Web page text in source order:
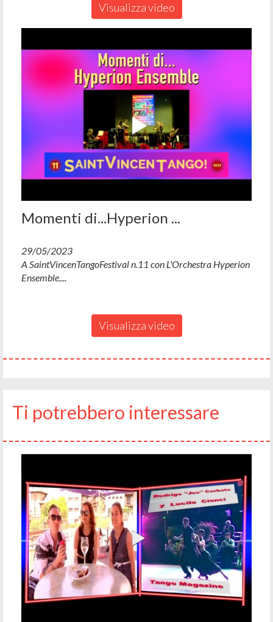
Visualizza video
Momenti di...Hyperion ...
29/05/2023
A SaintVincenTangoFestival n.11 con L'Orchestra Hyperion
Ensemble....
Visualizza video
Ti potrebbero interessare